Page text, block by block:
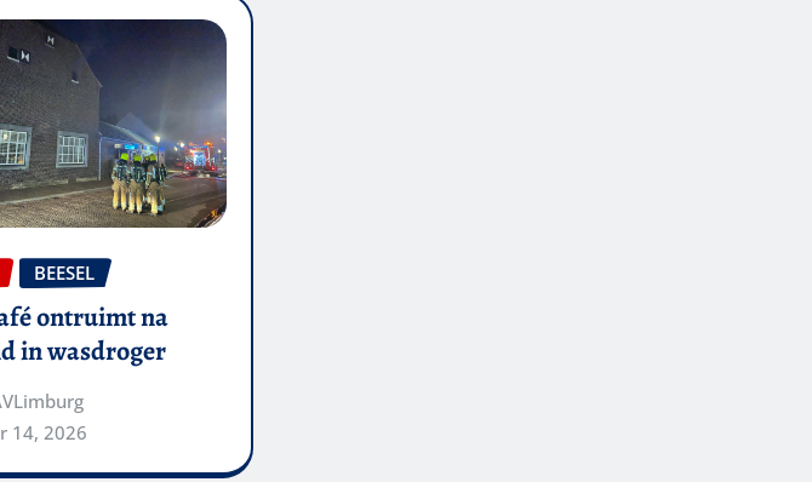
BEESEL
ontruimt na
in wasdroger
14, 2026